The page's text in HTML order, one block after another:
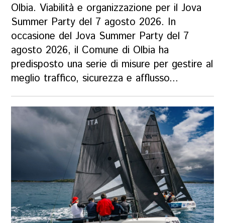
Olbia. Viabilità e organizzazione per il Jova
Summer Party del 7 agosto 2026. In
occasione del Jova Summer Party del 7
agosto 2026, il Comune di Olbia ha
predisposto una serie di misure per gestire al
meglio traffico, sicurezza e afflusso...